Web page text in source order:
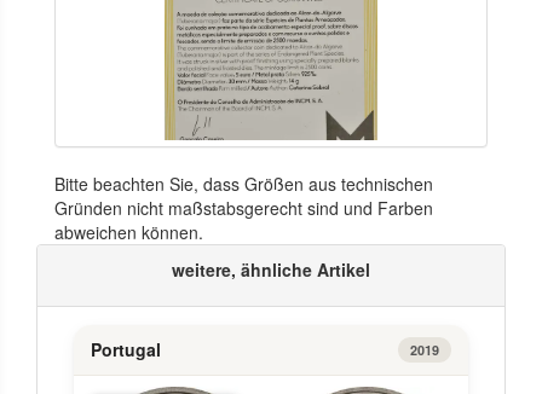
Bitte beachten Sie, dass Größen aus technischen
Gründen nicht maßstabsgerecht sind und Farben
abweichen können.
weitere, ähnliche Artikel
Portugal 2019